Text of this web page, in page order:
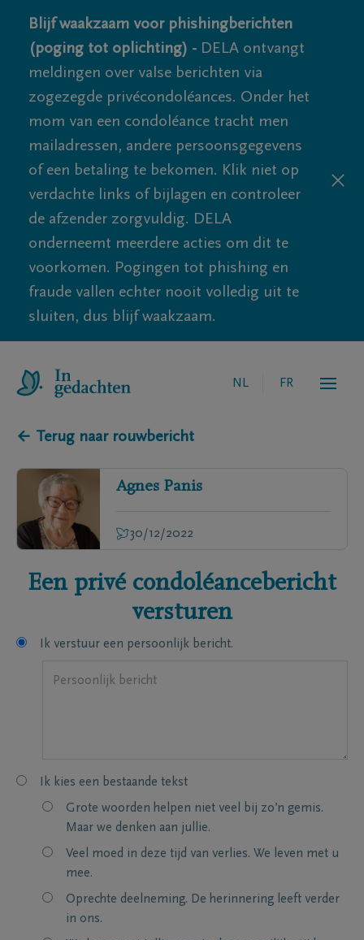
Blijf waakzaam voor phishingberichten
(poging tot oplichting) - DELA ontvangt
meldingen over valse berichten via
zogezegde privécondoléances. Onder het
mom van een condoléance tracht men
mailadressen, andere persoonsgegevens
of een betaling te bekomen. Klik niet op
verdachte links of bijlagen en controleer
de afzender zorgvuldig. DELA
onderneemt meerdere acties om dit te
voorkomen. Pogingen tot phishing en
fraude vallen echter nooit volledig uit te
sluiten, dus blijf waakzaam.
NL FR
← Terug naar rouwbericht
Agnes Panis
30/12/2022
Een privé condoléancebericht
versturen
Ik verstuur een persoonlijk bericht.
Ik kies een bestaande tekst
Grote woorden helpen niet veel bij zo’n gemis.
Maar we denken aan jullie.
Veel moed in deze tijd van verlies. We leven met u
mee.
Oprechte deelneming. De herinnering leeft verder
in ons.